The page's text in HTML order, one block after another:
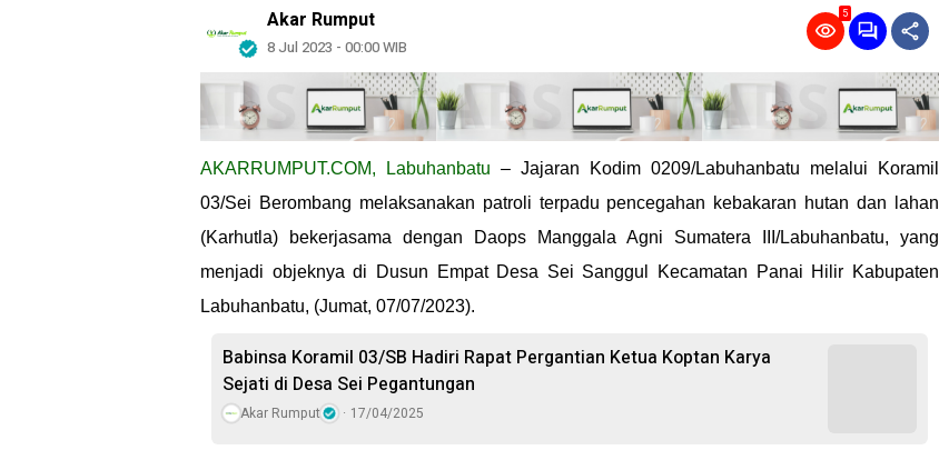
Akar Rumput
8 Jul 2023 - 00:00 WIB
5
AKARRUMPUT.COM, Labuhanbatu – Jajaran Kodim 0209/Labuhanbatu melalui Koramil
03/Sei Berombang melaksanakan patroli terpadu pencegahan kebakaran hutan dan lahan
(Karhutla) bekerjasama dengan Daops Manggala Agni Sumatera III/Labuhanbatu, yang
menjadi objeknya di Dusun Empat Desa Sei Sanggul Kecamatan Panai Hilir Kabupaten
Labuhanbatu, (Jumat, 07/07/2023).
Babinsa Koramil 03/SB Hadiri Rapat Pergantian Ketua Koptan Karya
Sejati di Desa Sei Pegantungan
Akar Rumput 17/04/2025